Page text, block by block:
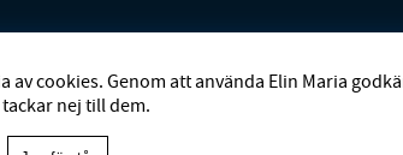
HENRY DEAN HOME HOLLIES
HOME NÜMPH POLO RALPH LAUREN
cookies. Genom att använda Elin Maria
nej till dem.